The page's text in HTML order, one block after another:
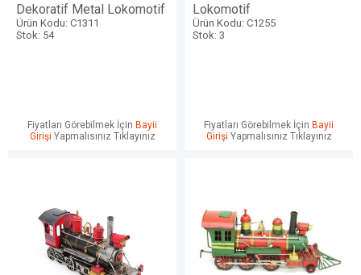
Dekoratif Metal Lokomotif
Ürün Kodu: C1311
Stok: 54
Fiyatları Görebilmek İçin Bayii
Girişi Yapmalısınız Tıklayınız
Lokomotif
Ürün Kodu: C1255
Stok: 3
Fiyatları Görebilmek İçin Bayii
Girişi Yapmalısınız Tıklayınız